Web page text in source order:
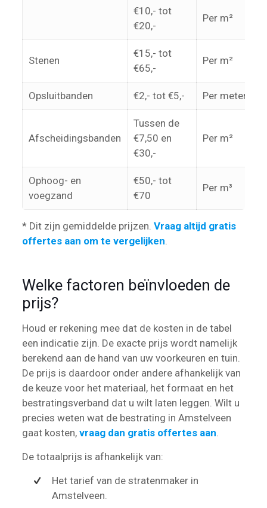
€10,- tot
€20,-
Per m²
Stenen
€15,- tot
€65,-
Per m²
Opsluitbanden €2,- tot €5,- Per meter
Afscheidingsbanden
Tussen de
€7,50 en
€30,-
Per m²
Ophoog- en
voegzand
€50,- tot
€70
Per m³
* Dit zijn gemiddelde prijzen. Vraag altijd gratis
offertes aan om te vergelijken.
Welke factoren beïnvloeden de
prijs?
Houd er rekening mee dat de kosten in de tabel
een indicatie zijn. De exacte prijs wordt namelijk
berekend aan de hand van uw voorkeuren en tuin.
De prijs is daardoor onder andere afhankelijk van
de keuze voor het materiaal, het formaat en het
bestratingsverband dat u wilt laten leggen. Wilt u
precies weten wat de bestrating in Amstelveen
gaat kosten, vraag dan gratis offertes aan.
De totaalprijs is afhankelijk van:
Het tarief van de stratenmaker in
Amstelveen.